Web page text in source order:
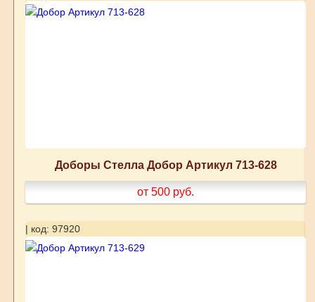
Доборы Стелла Добор Артикул 713-628
от 500 руб.
| код: 97920